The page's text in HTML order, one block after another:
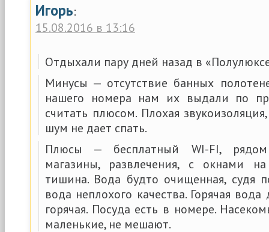
Игорь:
15.08.2016 в 13:16
Отдыхали пару дней назад в
Минусы — отсутствие банных
нашего номера нам их выдали по
считать плюсом. Плохая
шум не дает спать.
Плюсы — бесплатный WI-FI,
магазины, развлечения, с окнами
тишина. Вода будто очищенная, судя
вода неплохого качества. Горячая
горячая. Посуда есть в номере.
маленькие, не мешают.